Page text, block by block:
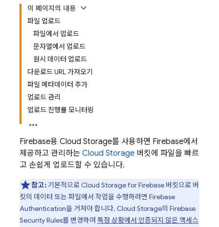
이 페이지의 내용
파일 업로드
파일에서 업로드
문자열에서 업로드
원시 데이터 업로드
다운로드 URL 가져오기
파일 메타데이터 추가
업로드 관리
업로드 진행률 모니터링
Firebase용 Cloud Storage를 사용하면 Firebase에서
제공하고 관리하는 Cloud Storage 버킷에 파일을 빠르
고 손쉽게 업로드할 수 있습니다.
참고:기본적으로 Cloud Storage for Firebase버킷으로 버
킷의 데이터 또는 파일에서 작업을 수행하려면 Firebase
Authentication을 거쳐야 합니다. Cloud Storage의 Firebase
Security Rules를 변경하여 특정 상황에서 인증되지 않은 액세스